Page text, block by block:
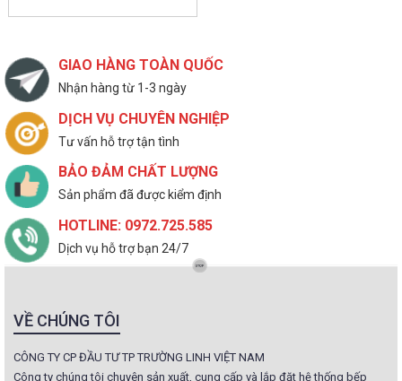
GIAO HÀNG TOÀN QUỐC
Nhận hàng từ 1-3 ngày
DỊCH VỤ CHUYÊN NGHIỆP
Tư vấn hỗ trợ tận tình
BẢO ĐẢM CHẤT LƯỢNG
Sản phẩm đã được kiểm định
HOTLINE: 0972.725.585
Dịch vụ hỗ trợ bạn 24/7
VỀ CHÚNG TÔI
CÔNG TY CP ĐẦU TƯ TP TRƯỜNG LINH VIỆT NAM
Công ty chúng tôi chuyên sản xuất, cung cấp và lắp đặt hệ thống bếp